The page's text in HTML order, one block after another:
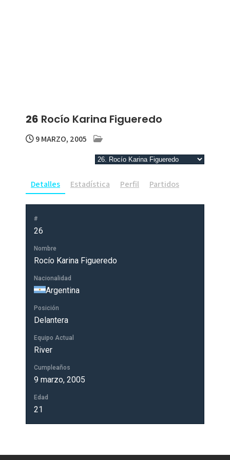
26 Rocío Karina Figueredo
9 MARZO, 2005
Detalles Estadística Perfil Partidos
#
26
Nombre
Rocío Karina Figueredo
Nacionalidad
Argentina
Posición
Delantera
Equipo Actual
River
Cumpleaños
9 marzo, 2005
Edad
21